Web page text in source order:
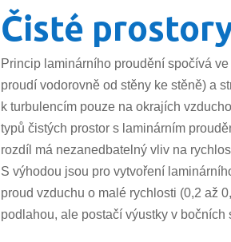
Čisté
Princip laminárního proudění spočívá
proudí vodorovně od stěny ke stěně) a
k turbulencím pouze na okrajích
typů čistých prostor s laminárním
rozdíl má nezanedbatelný vliv na
S výhodou jsou pro vytvoření
proud vzduchu o malé rychlosti (0,2 až
podlahou, ale postačí výustky v bočních